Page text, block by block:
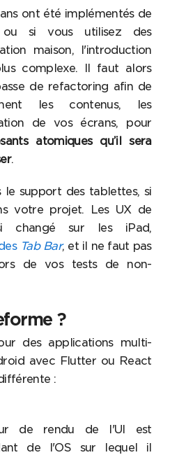
ont été implémentés de
ou si vous utilisez des
maison, l'introduction
complexe. Il faut alors
de refactoring afin de
les contenus, les
de vos écrans, pour
atomiques qu’il sera
.
le support des tablettes, si
votre projet. Les UX de
changé sur les iPad,
Tab Bar, et il ne faut pas
de vos tests de non-
?
des applications multi-
avec Flutter ou React
:
de rendu de l'UI est
de l'OS sur lequel il